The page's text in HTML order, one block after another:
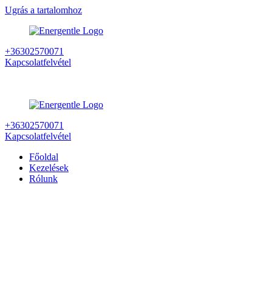
Ugrás a tartalomhoz
+36302570071
Kapcsolatfelvétel
+36302570071
Kapcsolatfelvétel
Főoldal
Kezelések
Rólunk